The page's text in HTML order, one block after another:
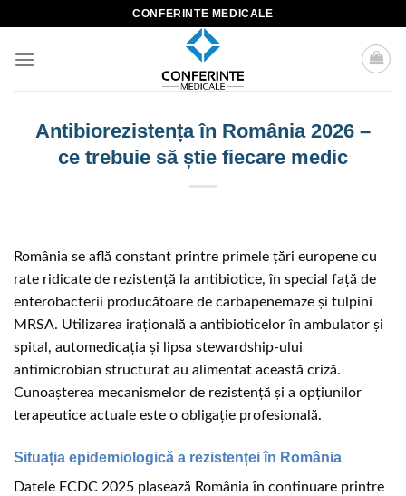
content
CONFERINTE MEDICALE
Antibiorezistența în România 2026 –
ce trebuie să știe fiecare medic
România se află constant printre primele țări europene cu
rate ridicate de rezistență la antibiotice, în special față de
enterobacterii producătoare de carbapenemaze și tulpini
MRSA. Utilizarea irațională a antibioticelor în ambulator și
spital, automedicația și lipsa stewardship-ului
antimicrobian structurat au alimentat această criză.
Cunoașterea mecanismelor de rezistență și a opțiunilor
terapeutice actuale este o obligație profesională.
Situația epidemiologică a rezistenței în România
Datele ECDC 2025 plasează România în continuare printre